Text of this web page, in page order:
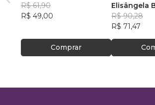
R$ 61,90
R$ 49,00
Comprar
Elisângela
Ramos de
R$ 90,28
R$ 71,47